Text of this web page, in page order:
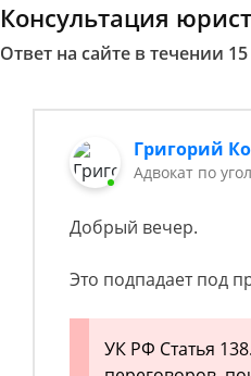
Консультация
Ответ на сайте в течении
Григорий
Адвокат по
Добрый вечер.
Это подпадает под
УК РФ Статья